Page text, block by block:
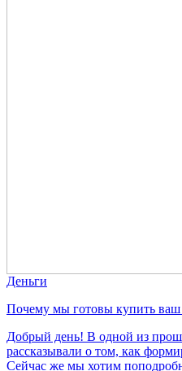
Деньги
Почему мы готовы купить ваш
Добрый день! В одной из
рассказывали о том, как
Сейчас же мы хотим